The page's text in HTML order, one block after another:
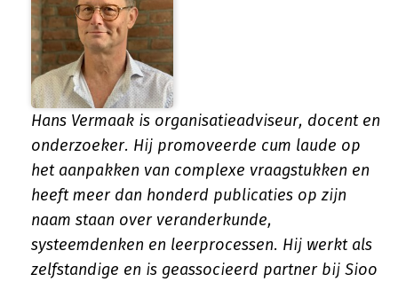
Hans Vermaak is organisatieadviseur, docent en
onderzoeker. Hij promoveerde cum laude op
het aanpakken van complexe vraagstukken en
heeft meer dan honderd publicaties op zijn
naam staan over veranderkunde,
systeemdenken en leerprocessen. Hij werkt als
zelfstandige en is geassocieerd partner bij Sioo